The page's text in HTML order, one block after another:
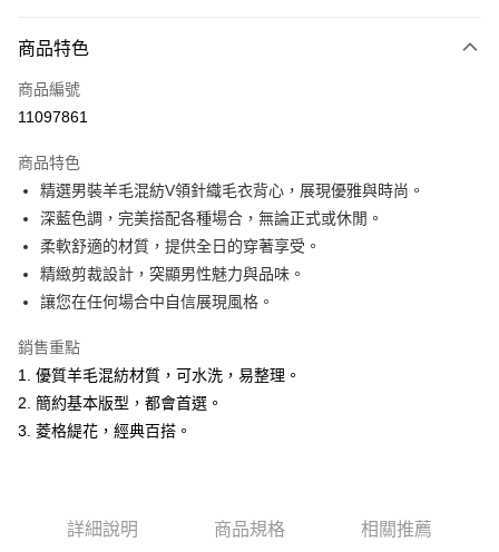
信用卡一次付款
超商取貨付款
Apple Pay
悠遊付
Google Pay
ATM付款
全家取貨付款
每筆NT$60，滿NT$1,200(含以上)免運費
萊爾富取貨付款
商品特色
商品編號
11097861
商品特色
精選男裝羊毛混紡V領針織毛衣背心，展現優雅與時尚。
深藍色調，完美搭配各種場合，無論正式或休閒。
柔軟舒適的材質，提供全日的穿著享受。
精緻剪裁設計，突顯男性魅力與品味。
讓您在任何場合中自信展現風格。
銷售重點
1. 優質羊毛混紡材質，可水洗，易整理。
2. 簡約基本版型，都會首選。
3. 菱格緹花，經典百搭。
詳細說明 商品規格 相關推薦